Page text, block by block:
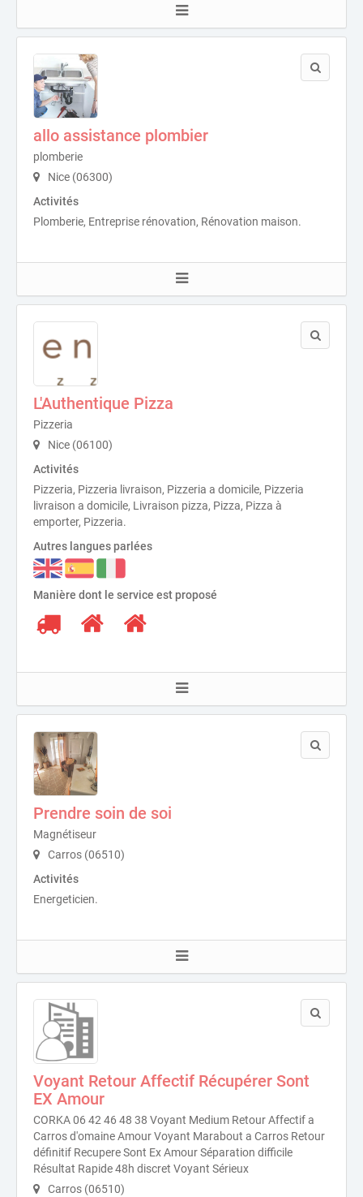
allo assistance plombier
plomberie
Nice (06300)
Activités
Plomberie, Entreprise rénovation, Rénovation maison.
L'Authentique Pizza
Pizzeria
Nice (06100)
Activités
Pizzeria, Pizzeria livraison, Pizzeria a domicile, Pizzeria
livraison a domicile, Livraison pizza, Pizza, Pizza à
emporter, Pizzeria.
Autres langues parlées
Manière dont le service est proposé
Prendre soin de soi
Magnétiseur
Carros (06510)
Activités
Energeticien.
Voyant Retour Affectif Récupérer Sont
EX Amour
CORKA 06 42 46 48 38 Voyant Medium Retour Affectif a
Carros d'omaine Amour Voyant Marabout a Carros Retour
définitif Recupere Sont Ex Amour Séparation difficile
Résultat Rapide 48h discret Voyant Sérieux
Carros (06510)